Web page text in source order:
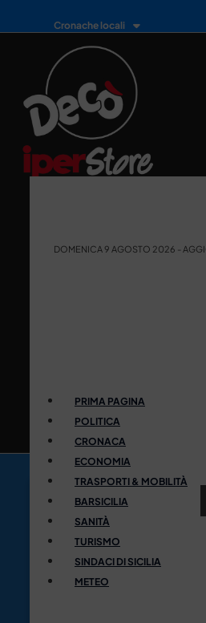
Cronache locali
DOMENICA 9 AGOSTO 2026 -
PRIMA PAGINA
POLITICA
CRONACA
ECONOMIA
TRASPORTI & MOBILITÀ
BARSICILIA
SANITÀ
TURISMO
SINDACI DI SICILIA
METEO